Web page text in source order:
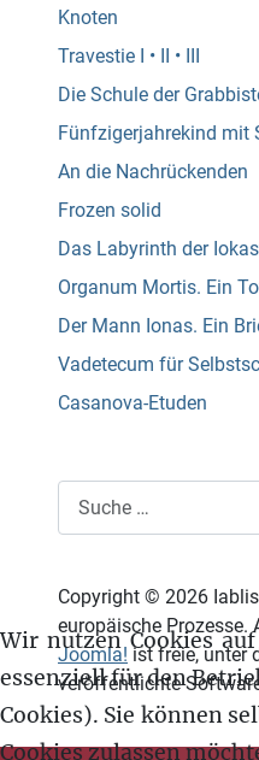
Knoten
Travestie I • II • III
Die Schule der
Fünfzigerjahrekind mit
An die Nachrückenden
Frozen solid
Das Labyrinth der
Organum Mortis. Ein
Der Mann Ionas. Ein
Vadetecum für
Casanova-Etuden
Copyright © 2026
europäische Prozesse.
Joomla! ist freie, unter
veröffentlichte
Wir nutzen Cookies
essenziell für den
Cookies). Sie können
Cookies zulassen